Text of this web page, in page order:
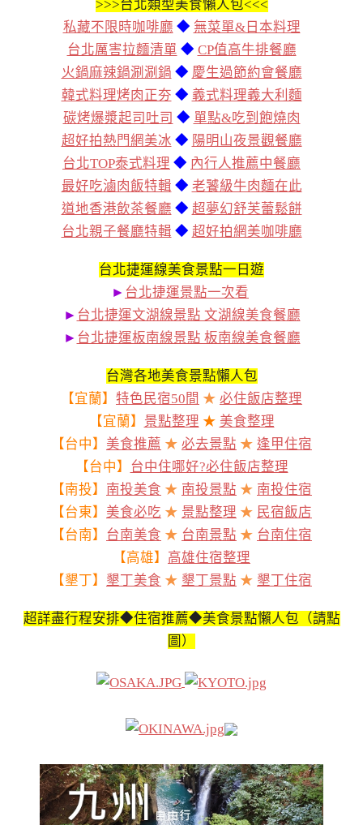
>>>台北類型美食懶人包<<<
私藏不限時咖啡廳 ◆ 無菜單&日本料理
台北厲害拉麵清單 ◆ CP值高牛排餐廳
火鍋麻辣鍋涮涮鍋 ◆ 慶生過節約會餐廳
韓式料理烤肉正夯 ◆ 義式料理義大利麵
碳烤爆漿起司吐司 ◆ 單點&吃到飽燒肉
超好拍熱門網美冰 ◆ 陽明山夜景觀餐廳
台北TOP泰式料理 ◆ 內行人推薦中餐廳
最好吃滷肉飯特輯 ◆ 老饕級牛肉麵在此
道地香港飲茶餐廳 ◆ 超夢幻舒芙蕾鬆餅
台北親子餐廳特輯 ◆ 超好拍網美咖啡廳
台北捷運線美食景點一日遊
► 台北捷運景點一次看
► 台北捷運文湖線景點 文湖線美食餐廳
► 台北捷運板南線景點 板南線美食餐廳
台灣各地美食景點懶人包
【宜蘭】 特色民宿50間 ★ 必住飯店整理
【宜蘭】 景點整理 ★ 美食整理
【台中】 美食推薦 ★ 必去景點 ★ 逢甲住宿
【台中】 台中住哪好?必住飯店整理
【南投】 南投美食 ★ 南投景點 ★ 南投住宿
【台東】 美食必吃 ★ 景點整理 ★ 民宿飯店
【台南】 台南美食 ★ 台南景點 ★ 台南住宿
【高雄】 高雄住宿整理
【墾丁】 墾丁美食 ★ 墾丁景點 ★ 墾丁住宿
超詳盡行程安排◆住宿推薦◆美食景點懶人包（請點
圖）